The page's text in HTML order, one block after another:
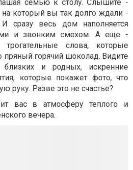
семью к столу. Слышите -
который вы так долго ждали -
И сразу весь дом наполняется
и звонким смехом. А еще -
слова, которые
пряный горячий шоколад. Видите
и родных, искренние
которые покажет фото, что
руку. Разве это не счастье?
вас в атмосферу теплого и
вечера.